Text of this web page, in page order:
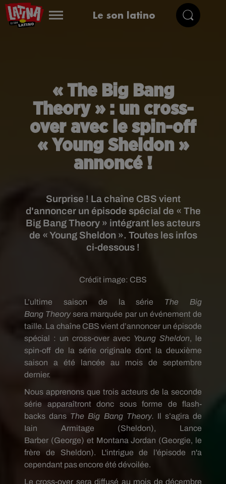
Le son latino
« The Big Bang
Theory » : un cross-
over avec le spin-off
« Young Sheldon »
annoncé !
Surprise ! La chaîne CBS vient
d'annoncer un épisode spécial de « The
Big Bang Theory » intégrant les acteurs
de « Young Sheldon ». Toutes les infos
ci-dessous !
Crédit image: CBS
L’ultime saison de la série The Big
Bang Theory sera marquée par un événement de
taille. La chaîne CBS vient d’annoncer un épisode
spécial : un cross-over avec Young Sheldon, le
spin-off de la série originale dont la deuxième
saison a été lancée au mois de septembre
dernier.
Nous apprenons que trois acteurs de la seconde
série apparaîtront donc sous forme de
flash-
backs dans The Big Bang Theory. Il s’agira de
Iain
Armitage (Sheldon), Lance
Barber (George) et Montana Jordan (Georgie, le
frère de Sheldon). L'intrigue de l’épisode n'a
cependant pas encore été dévoilée.
Le cross-over sera diffusé au mois de décembre